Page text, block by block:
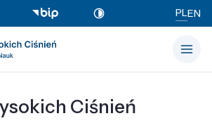
PLEN
Ciśnień